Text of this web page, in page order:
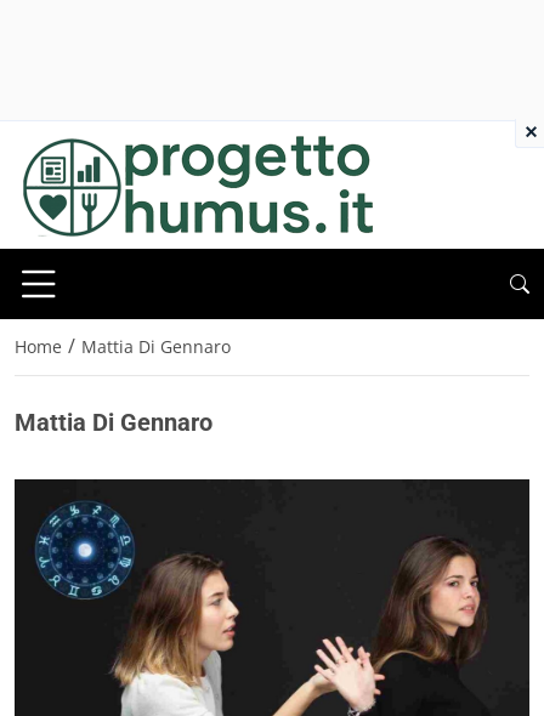
Home / Mattia Di Gennaro
Mattia Di Gennaro
×